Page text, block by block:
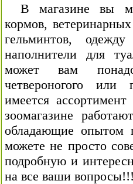
В магазине вы
кормов,
гельминтов,
наполнители для
может вам
четвероногого
имеется
зоомагазине
обладающие
можете не просто
подробную и
на все ваши